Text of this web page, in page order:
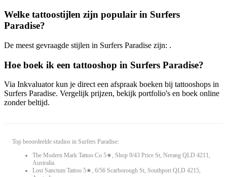
Welke tattoostijlen zijn populair in Surfers
Paradise?
De meest gevraagde stijlen in Surfers Paradise zijn: .
Hoe boek ik een tattooshop in Surfers Paradise?
Via Inkvaluator kun je direct een afspraak boeken bij tattooshops in
Surfers Paradise. Vergelijk prijzen, bekijk portfolio's en boek online
zonder beltijd.
Top beoordeelde studios in Surfers Paradise:
The Modern Mark Tattoo Co 5★, Shop 9/43 Price St, Nerang QLD 4211,
Australia
Lost Sanctum Tattoo 5★, 6/56 Scarborough St, Southport QLD 4215,